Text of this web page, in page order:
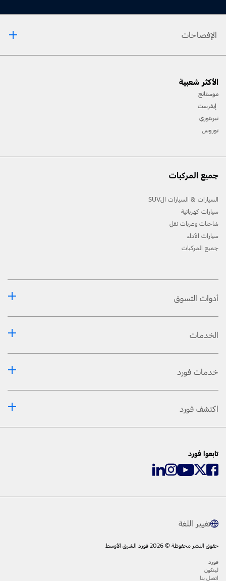
الإفصاحات
المسارات، وإستخدام معدّات السّلامة المناسبة.
[2] لن تتوفّر جميع ميّزات المركبة في جميع الأسواق. إتّصل بموزّع فورد المحلّي للحصول على أحدث
الأكثر شعبية
موستانج
إيفرست
تيريتوري
توروس
جميع المركبات
السيارات & السيارات الSUV
سيارات كهربائية
شاحنات وعربات نقل
سيارات الأداء
جميع المركبات
أدوات التسوق
الخدمات
خدمات فورد
اكتشف فورد
تابعوا فورد
تغيير اللغة
حقوق النشر محفوظة © 2026 فورد الشرق الأوسط
فورد
لينكون
اتصل بنا